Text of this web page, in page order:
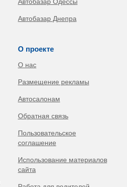
Автобазар Днепра
О проекте
О нас
Размещение рекламы
Автосалонам
Обратная связь
Пользовательское
соглашение
Использование материалов
сайта